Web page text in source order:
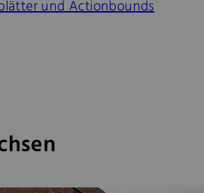
und Actionbounds